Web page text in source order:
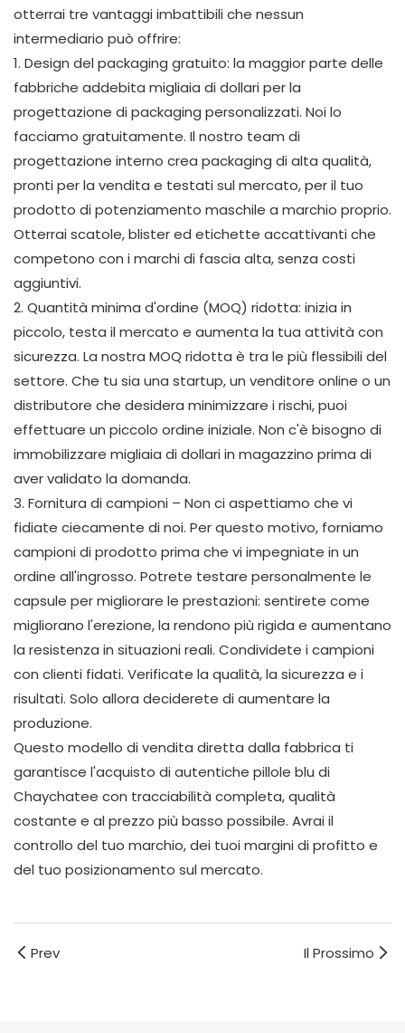
otterrai tre vantaggi imbattibili che nessun
intermediario può offrire:
1. Design del packaging gratuito: la maggior parte delle
fabbriche addebita migliaia di dollari per la
progettazione di packaging personalizzati. Noi lo
facciamo gratuitamente. Il nostro team di
progettazione interno crea packaging di alta qualità,
pronti per la vendita e testati sul mercato, per il tuo
prodotto di potenziamento maschile a marchio proprio.
Otterrai scatole, blister ed etichette accattivanti che
competono con i marchi di fascia alta, senza costi
aggiuntivi.
2. Quantità minima d'ordine (MOQ) ridotta: inizia in
piccolo, testa il mercato e aumenta la tua attività con
sicurezza. La nostra MOQ ridotta è tra le più flessibili del
settore. Che tu sia una startup, un venditore online o un
distributore che desidera minimizzare i rischi, puoi
effettuare un piccolo ordine iniziale. Non c'è bisogno di
immobilizzare migliaia di dollari in magazzino prima di
aver validato la domanda.
3. Fornitura di campioni – Non ci aspettiamo che vi
fidiate ciecamente di noi. Per questo motivo, forniamo
campioni di prodotto prima che vi impegniate in un
ordine all'ingrosso. Potrete testare personalmente le
capsule per migliorare le prestazioni: sentirete come
migliorano l'erezione, la rendono più rigida e aumentano
la resistenza in situazioni reali. Condividete i campioni
con clienti fidati. Verificate la qualità, la sicurezza e i
risultati. Solo allora deciderete di aumentare la
produzione.
Questo modello di vendita diretta dalla fabbrica ti
garantisce l'acquisto di autentiche pillole blu di
Chaychatee con tracciabilità completa, qualità
costante e al prezzo più basso possibile. Avrai il
controllo del tuo marchio, dei tuoi margini di profitto e
del tuo posizionamento sul mercato.
Prev Il Prossimo